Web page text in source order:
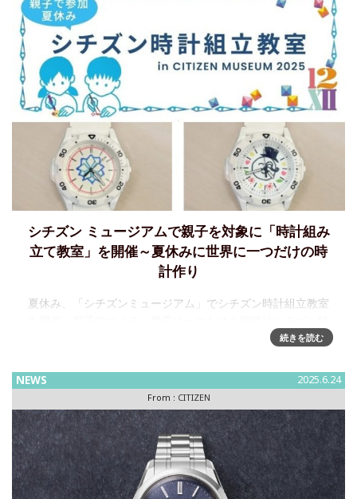
シチズン ミュージアムで親子を対象に「時計組み
立て教室」を開催～夏休みに世界に一つだけの時
計作り
夏休み、「シチズンミュージアム」でシチズン時計組立教室
計株式会社は、社会貢献の一環として、2025年8月15日
ある「シ
続きを読む
NEWS 2025.6.24
From : CITIZEN